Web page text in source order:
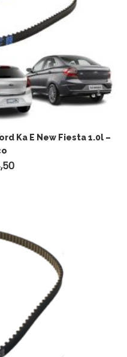
Ka E New Fiesta 1.0l –